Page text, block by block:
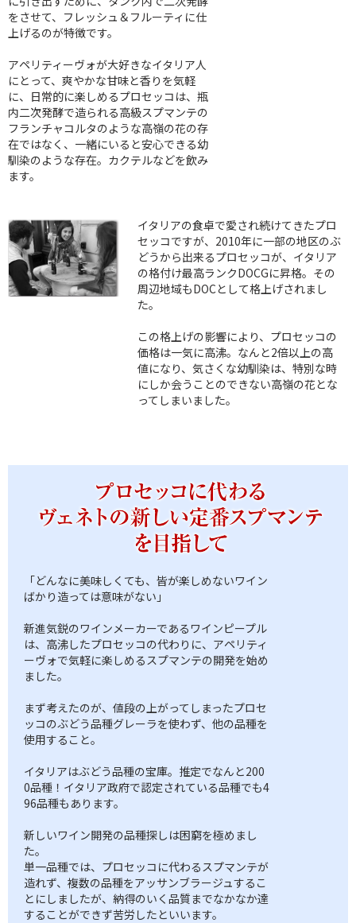
をさせて、フレッシュ＆フルーティに仕
上げるのが特徴です。
アペリティーヴォが大好きなイタリア人
にとって、爽やかな甘味と香りを気軽
に、日常的に楽しめるプロセッコは、瓶
内二次発酵で造られる高級スプマンテの
フランチャコルタのような高嶺の花の存
在ではなく、一緒にいると安心できる幼
馴染のような存在。カクテルなどを飲み
ます。
イタリアの食卓で愛され続けてきたプロ
セッコですが、2010年に一部の地区のぶ
どうから出来るプロセッコが、イタリア
の格付け最高ランクDOCGに昇格。その
周辺地域もDOCとして格上げされまし
た。
この格上げの影響により、プロセッコの
価格は一気に高沸。なんと2倍以上の高
値になり、気さくな幼馴染は、特別な時
にしか会うことのできない高嶺の花とな
ってしまいました。
「どんなに美味しくても、皆が楽しめないワイン
ばかり造っては意味がない」
新進気鋭のワインメーカーであるワインピープル
は、高沸したプロセッコの代わりに、アペリティ
ーヴォで気軽に楽しめるスプマンテの開発を始め
ました。
まず考えたのが、値段の上がってしまったプロセ
ッコのぶどう品種グレーラを使わず、他の品種を
使用すること。
イタリアはぶどう品種の宝庫。推定でなんと200
0品種！イタリア政府で認定されている品種でも4
96品種もあります。
新しいワイン開発の品種探しは困窮を極めまし
た。
単一品種では、プロセッコに代わるスプマンテが
造れず、複数の品種をアッサンブラージュするこ
とにしましたが、納得のいく品質までなかなか達
することができず苦労したといいます。